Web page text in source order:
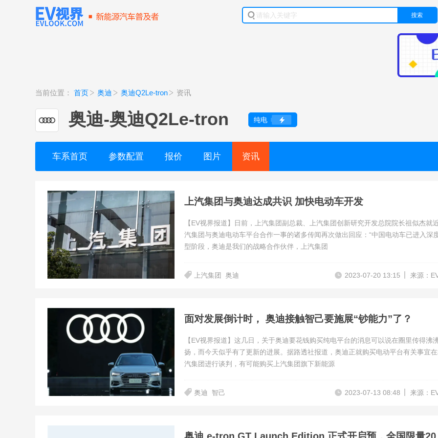
搜索
当前位置： 首页 奥迪 奥迪Q2Le-tron 资讯
奥迪-奥迪Q2Le-tron 纯电
车系首页 参数配置 报价 图片 资讯
上汽集团与奥迪达成共识 加快电动车开发
【EV视界报道】日前，上汽集团副总裁、上汽集团创新研究开发总院院长祖似杰就
汽集团与奥迪电动车平台合作一事的诸多传闻再次做出回应：“中国电动车已进入深
型阶段，奥迪是我们的战略合作伙伴，上汽集团
上汽集团 奥迪 来源：
2023-07-20 13:15
面对发展倒计时， 奥迪接触智己要施展“钞能力”了？
【EV视界报道】这几日，关于奥迪要花钱购买纯电平台的消息可以说在圈里传得沸
扬，而今天似乎有了更新的进展。据路透社报道，奥迪正就购买电动平台有关事宜
汽集团进行谈判，有可能购买上汽集团旗下新能源
奥迪 智己 来源：
2023-07-13 08:48